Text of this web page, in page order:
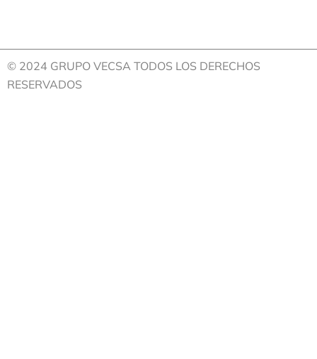
© 2024 GRUPO VECSA TODOS LOS DERECHOS
RESERVADOS